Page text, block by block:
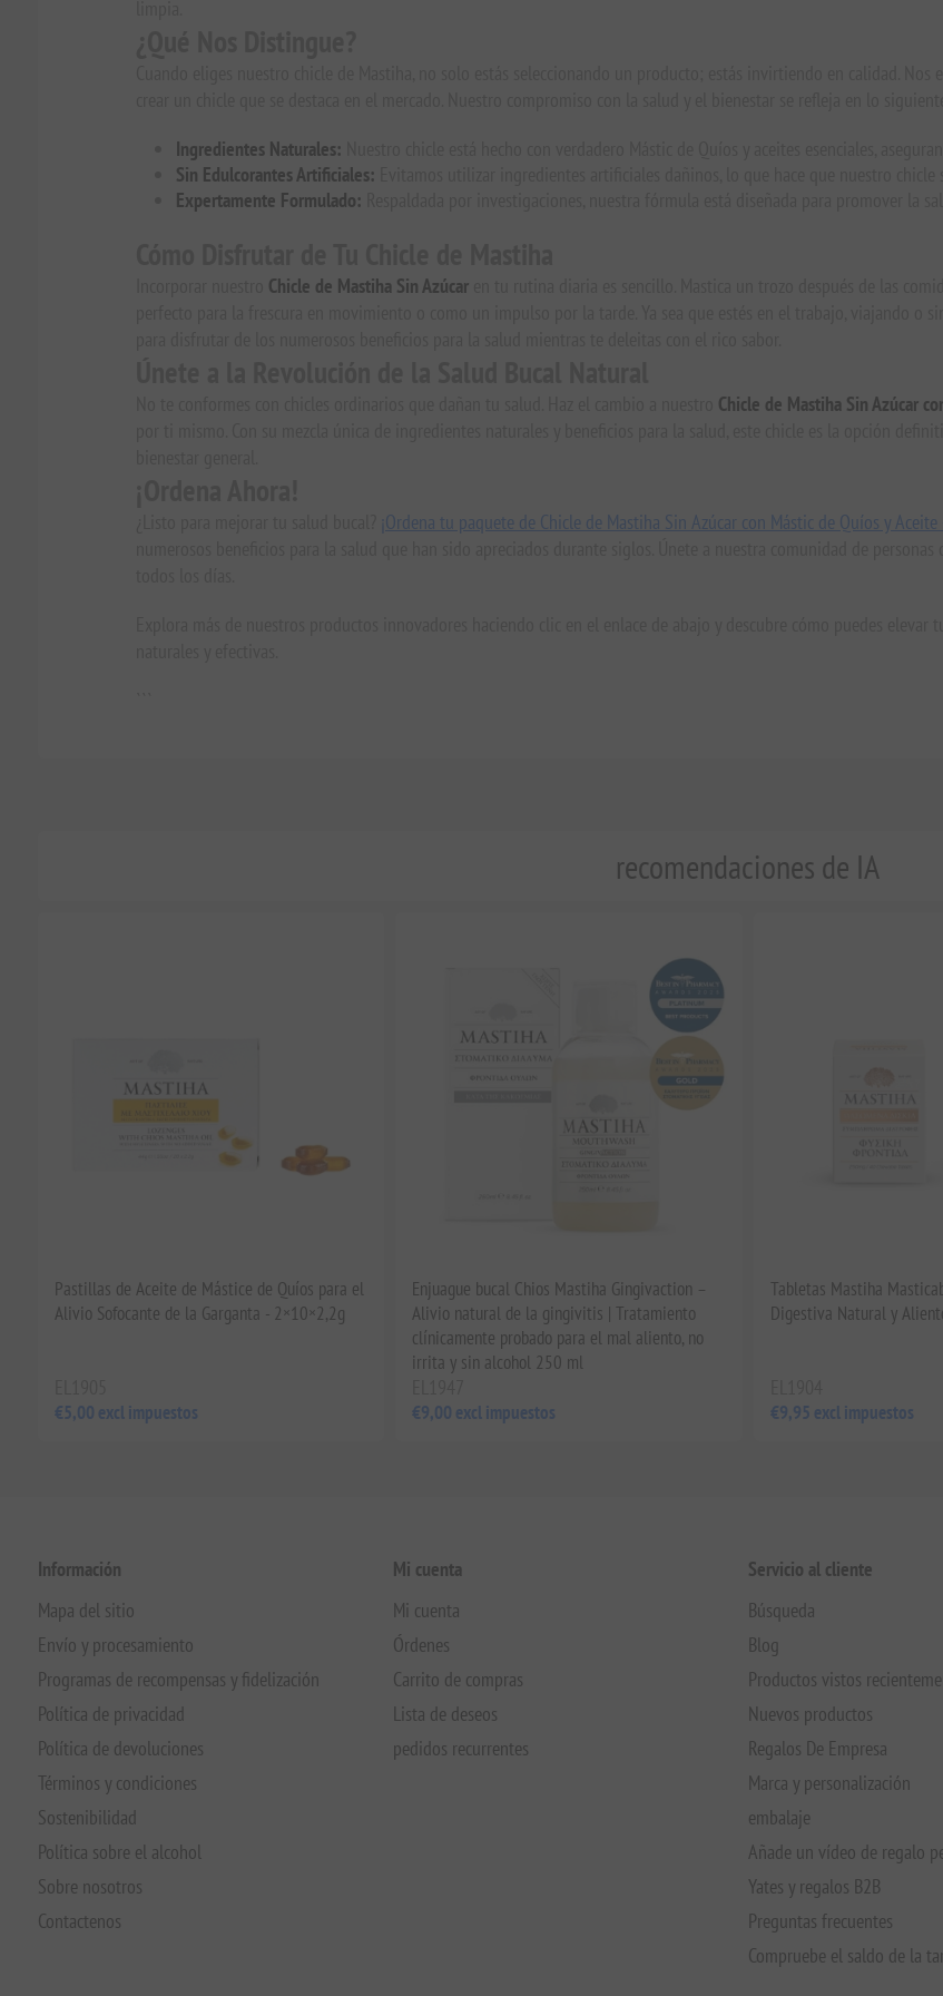
Ingredientes Naturales:
Sin Edulcorantes Artificiales:
Expertamente Formulado:
Chicle de Mastiha Sin Azúcaren tu rutina diaria es sencillo. Mastica un trozo después de las
Chicle de Mastiha Sin Azúcar
¡Ordena tu paquete de Chicle de Mastiha Sin Azúcar con Mástic de Quíos y
recomendaciones de IA
Pastillas de Aceite de Mástice de Quíos para el
Alivio Sofocante de la Garganta - 2×10×2,2g
€5,00 excl impuestos
Enjuague bucal Chios Mastiha Gingivaction –
Alivio natural de la gingivitis | Tratamiento
clínicamente probado para el mal aliento, no
irrita y sin alcohol 250 ml
€9,00 excl impuestos
Tabletas Mastiha
Digestiva Natural y
€9,95 excl impuestos
Información
Mapa del sitio
Envío y procesamiento
Programas de recompensas y fidelización
Política de privacidad
Política de devoluciones
Términos y condiciones
Sostenibilidad
Política sobre el alcohol
Sobre nosotros
Contactenos
Mi cuenta
Mi cuenta
Órdenes
Carrito de compras
Lista de deseos
pedidos recurrentes
Servicio al cliente
Búsqueda
Blog
Productos vistos
Nuevos productos
Regalos De Empresa
Marca y personalización
embalaje
Añade un vídeo de regalo
Yates y regalos B2B
Preguntas frecuentes
Compruebe el saldo de la